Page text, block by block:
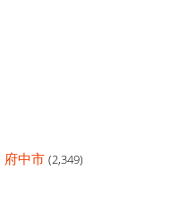
府中市 (2,349)